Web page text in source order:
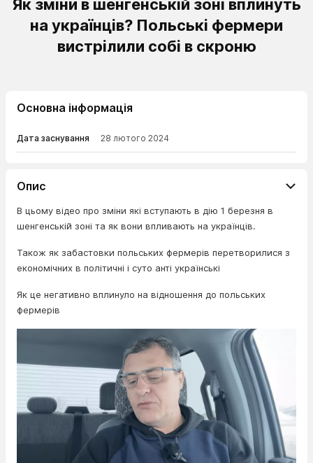
Як зміни в шенгенській зоні вплинуть
на українців? Польські фермери
вистрілили собі в скроню
Основна інформація
Дата заснування 28 лютого 2024
Опис
В цьому відео про зміни які вступають в дію 1 березня в
шенгенській зоні та як вони впливають на українців.
Також як забастовки польських фермерів перетворилися з
економічних в політичні і суто анті українські
Як це негативно вплинуло на відношення до польських
фермерів